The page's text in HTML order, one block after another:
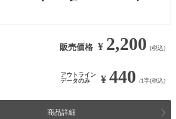
販売価格 ¥ 2,200 (税込)
アウトライン
データのみ
¥ 440 /1字(税込)
商品詳細